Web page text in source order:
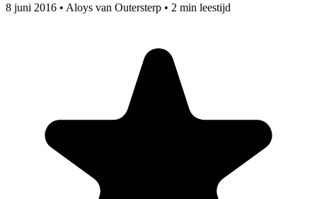
8 juni 2016 • Aloys van Outersterp • 2 min leestijd